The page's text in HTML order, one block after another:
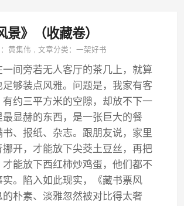
景》（收藏卷）
黄集伟 ,文章分类：一架好书
间旁若无人客厅的茶几上，就算
足够装点风雅。问题是，我家有客
有约三平方米的空隙，却放不下一
最显赫的东西，是一张巨大的餐
书、报纸、杂志。跟朋友说，家里
挪开，才能放下尖茭土豆丝，再把
能放下西红柿炒鸡蛋，他们都不
。陷入如此现实，《藏书票风
的朴素、淡雅忽然被对比得太奢